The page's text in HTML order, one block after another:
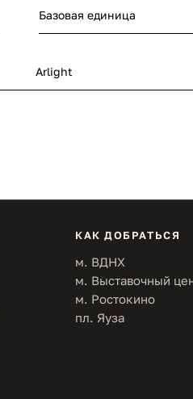
Базовая единица
Arlight
КАК ДОБРАТЬСЯ
м. ВДНХ
м. Выставочный
м. Ростокино
пл. Яуза